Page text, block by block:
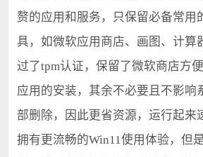
赘的应用和服务，只保留必备常用
具，如微软应用商店、画图、计算
过了tpm认证，保留了微软商店方
应用的安装，其余不必要且不影响
部删除，因此更省资源，运行起来
拥有更流畅的Win11使用体验，但